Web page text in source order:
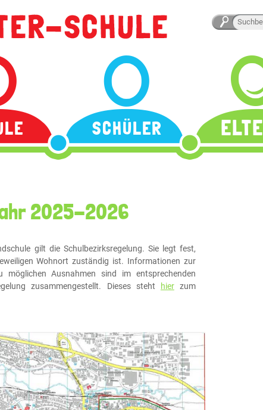
Suchbegriffe
SCHÜLER
2025-2026
gilt die Schulbezirksregelung. Sie legt fest,
Wohnort zuständig ist. Informationen zur
möglichen Ausnahmen sind im entsprechenden
zusammengestellt. Dieses steht
hierzum